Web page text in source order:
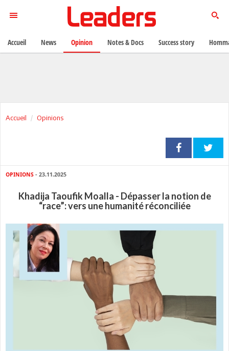
Accueil Opinions
OPINIONS - 23.11.2025
Khadija Taoufik Moalla - Dépasser la notion de
“race”: vers une humanité réconciliée
Accueil News Opinion Notes & Docs Success story